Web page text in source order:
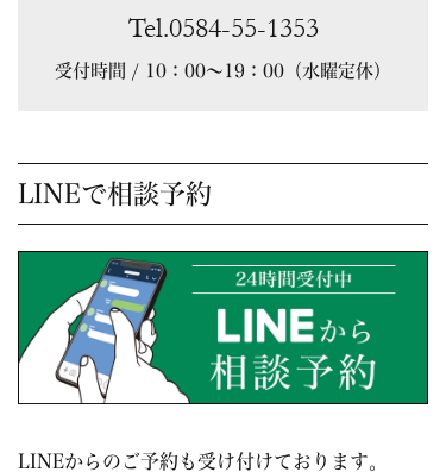
Tel.0584-55-1353
受付時間 / 10：00～19：00（水曜定休）
LINEで相談予約
LINEからのご予約も受け付けております。